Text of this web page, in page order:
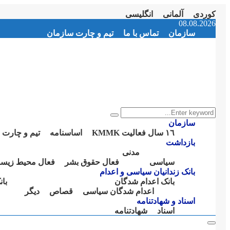
کوردی آلمانی
انگلیسی
Facebook
Twitter
Instagram
Youtube
Email
Telegram
08.08.2026
سازمان
تماس با ما تیم و چارت سازمان
Search
for:
Search
سازمان
١٦ سال فعالیت KMMK
اساسنامە
تیم و
بازداشت
سیاسی
مدنی
فعال حقوق بشر
فعال محیط
بانک زندانیان سیاسی و اعدام
بانک اعدام شدگان
اعدام شدگان سیاسی
قصاص دیگر
اسناد و شهادتنامە
اسناد
شهادتنامە
Primary